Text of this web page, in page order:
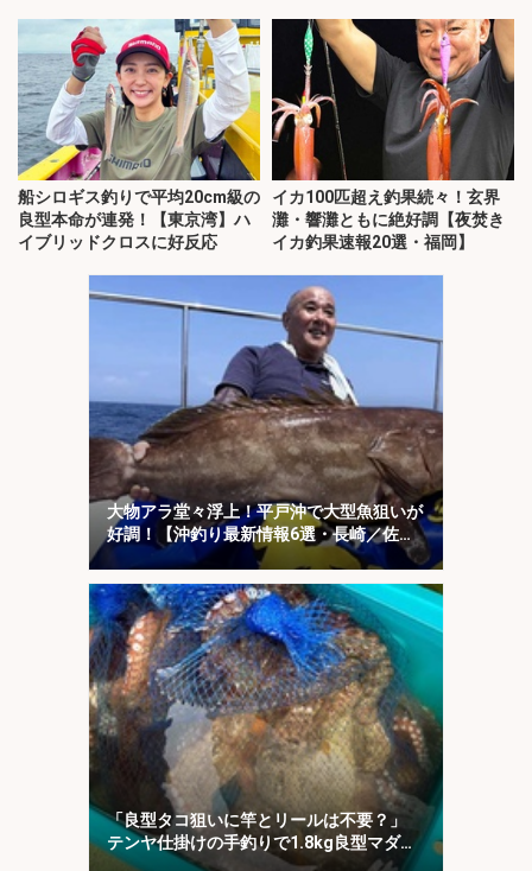
船シロギス釣りで平均20cm級の
良型本命が連発！【東京湾】ハ
イブリッドクロスに好反応
イカ100匹超え釣果続々！玄界
灘・響灘ともに絶好調【夜焚き
イカ釣果速報20選・福岡】
大物アラ堂々浮上！平戸沖で大型魚狙いが
好調！【沖釣り最新情報6選・長崎／佐
「良型タコ狙いに竿とリールは不要？」
テンヤ仕掛けの手釣りで1.8kg良型マダ
コ！【川崎丸・東京湾】